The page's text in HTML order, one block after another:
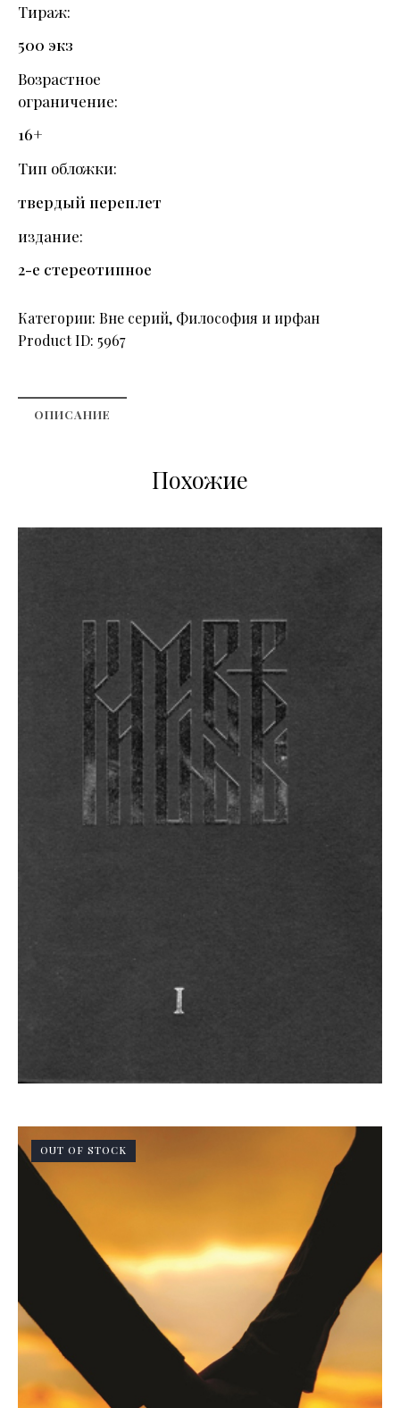
Тираж
500 экз
Возрастное
ограничение
16+
Тип обложки
твердый переплет
издание
2-е стереотипное
Категории: Вне серий, Философия и ирфан
Product ID: 5967
ОПИСАНИЕ
Похожие
OUT OF STOCK